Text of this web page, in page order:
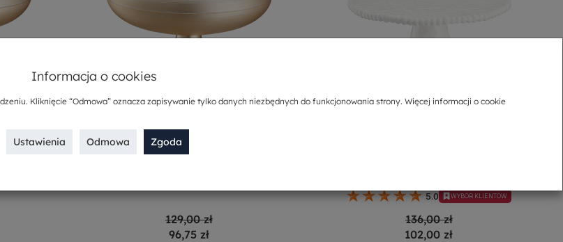
129,00 zł
96,75 zł
5.0 WYBÓR KLIENTÓW
136,00 zł
102,00 zł
Informacja o cookies
Kliknięcie “Odmowa” oznacza zapisywanie tylko danych niezbędnych do funkcjonowania strony. Więcej informacji o cookie
Ustawienia Odmowa Zgoda